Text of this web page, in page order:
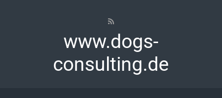
www.dogs-
consulting.de